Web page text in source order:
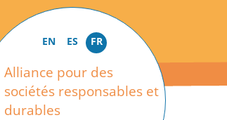
EN ES FR
Alliance pour des
sociétés responsables et
durables